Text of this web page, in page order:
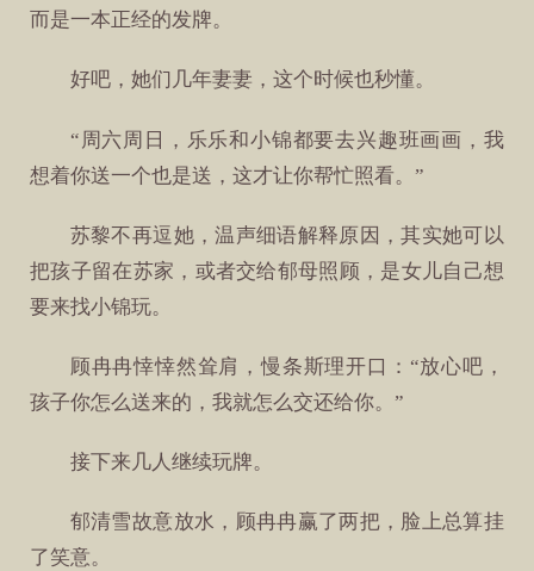
而是一本正经的发牌。
好吧，她们几年妻妻，这个时候也秒懂。
“周六周日，乐乐和小锦都要去兴趣班画画，我
想着你送一个也是送，这才让你帮忙照看。”
苏黎不再逗她，温声细语解释原因，其实她可以
把孩子留在苏家，或者交给郁母照顾，是女儿自己想
要来找小锦玩。
顾冉冉悻悻然耸肩，慢条斯理开口：“放心吧，
孩子你怎么送来的，我就怎么交还给你。”
接下来几人继续玩牌。
郁清雪故意放水，顾冉冉赢了两把，脸上总算挂
了笑意。